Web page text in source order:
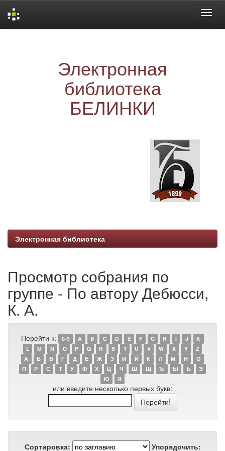
Электронная
библиотека
БЕЛИНКИ
Электронная библиотека
Просмотр собрания по
группе - По автору Дебюсси,
К. А.
Перейти к: 0-9 A B C D E F G H I J
K
L
M N O P Q R S T U V W X Y
Z
А
Б В Г Д Е Ж З И Й К Л М Н
О
П
Р С Т У Ф Х Ц Ч Ш Щ Ъ Ы Ь
Э
Ю
Я
или введите несколько первых букв:
Сортировка: Упорядочить: